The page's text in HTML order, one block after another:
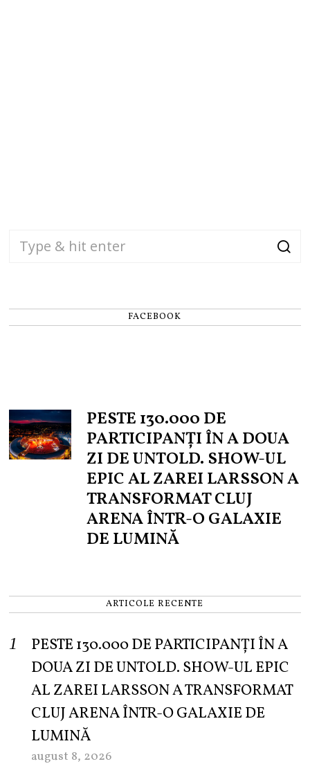
FACEBOOK
PESTE 130.000 DE
PARTICIPANȚI ÎN A DOUA
ZI DE UNTOLD. SHOW-UL
EPIC AL ZAREI LARSSON A
TRANSFORMAT CLUJ
ARENA ÎNTR-O GALAXIE
DE LUMINĂ
ARTICOLE RECENTE
PESTE 130.000 DE PARTICIPANȚI ÎN A
DOUA ZI DE UNTOLD. SHOW-UL EPIC
AL ZAREI LARSSON A TRANSFORMAT
CLUJ ARENA ÎNTR-O GALAXIE DE
LUMINĂ
august 8, 2026